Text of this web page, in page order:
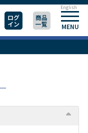
ログ
イン
商品
一覧 MENU
English